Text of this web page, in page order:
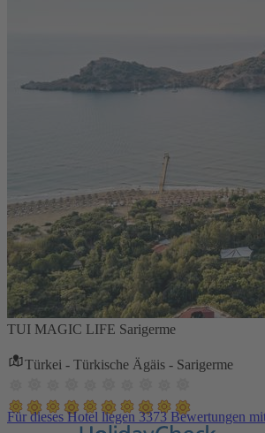
TUI MAGIC LIFE Sarigerme
Türkei - Türkische Ägäis - Sarigerme
Für dieses Hotel liegen 3373 Bewertungen